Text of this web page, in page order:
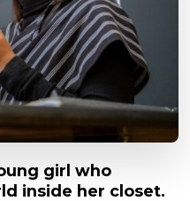
girl who
inside her closet.